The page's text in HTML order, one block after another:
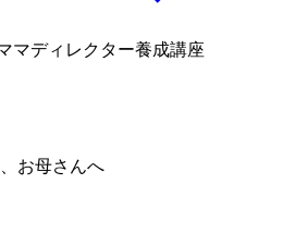
マディレクター養成講座
お母さんへ